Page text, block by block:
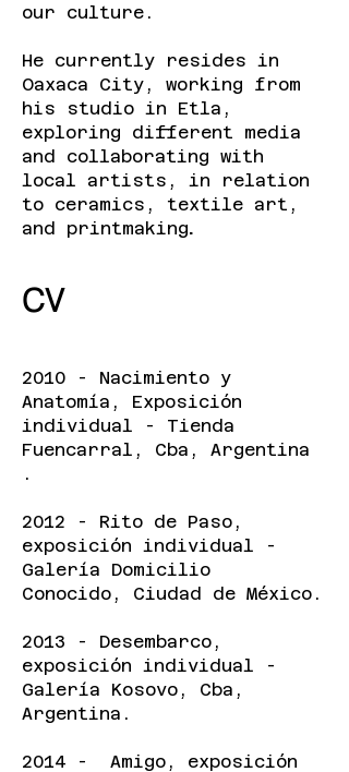
our culture.
He currently resides in
Oaxaca City, working from
his studio in Etla,
exploring different media
and collaborating with
local artists, in relation
to ceramics, textile art,
and printmaking.
CV
2010 - Nacimiento y
Anatomía, Exposición
individual - Tienda
Fuencarral, Cba, Argentina
.
2012 - Rito de Paso,
exposición individual -
Galería Domicilio
Conocido, Ciudad de México.
2013 - Desembarco,
exposición individual -
Galería Kosovo, Cba,
Argentina.
2014 - Amigo, exposición